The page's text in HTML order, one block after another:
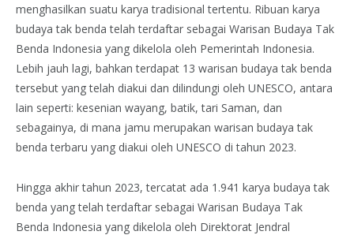
menghasilkan suatu karya tradisional tertentu. Ribuan karya
budaya tak benda telah terdaftar sebagai Warisan Budaya Tak
Benda Indonesia yang dikelola oleh Pemerintah Indonesia.
Lebih jauh lagi, bahkan terdapat 13 warisan budaya tak benda
tersebut yang telah diakui dan dilindungi oleh UNESCO, antara
lain seperti: kesenian wayang, batik, tari Saman, dan
sebagainya, di mana jamu merupakan warisan budaya tak
benda terbaru yang diakui oleh UNESCO di tahun 2023.
Hingga akhir tahun 2023, tercatat ada 1.941 karya budaya tak
benda yang telah terdaftar sebagai Warisan Budaya Tak
Benda Indonesia yang dikelola oleh Direktorat Jendral